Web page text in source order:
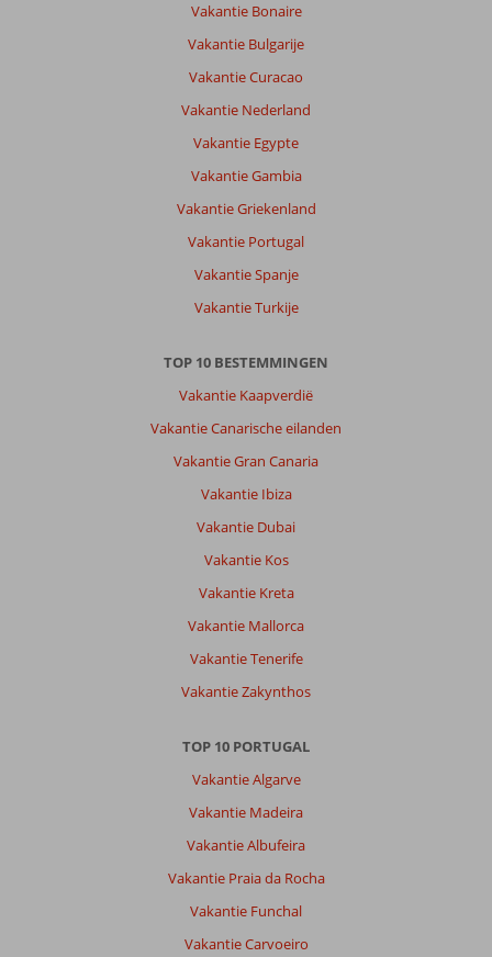
Vakantie Bonaire
Vakantie Bulgarije
Vakantie Curacao
Vakantie Nederland
Vakantie Egypte
Vakantie Gambia
Vakantie Griekenland
Vakantie Portugal
Vakantie Spanje
Vakantie Turkije
TOP 10 BESTEMMINGEN
Vakantie Kaapverdië
Vakantie Canarische eilanden
Vakantie Gran Canaria
Vakantie Ibiza
Vakantie Dubai
Vakantie Kos
Vakantie Kreta
Vakantie Mallorca
Vakantie Tenerife
Vakantie Zakynthos
TOP 10 PORTUGAL
Vakantie Algarve
Vakantie Madeira
Vakantie Albufeira
Vakantie Praia da Rocha
Vakantie Funchal
Vakantie Carvoeiro